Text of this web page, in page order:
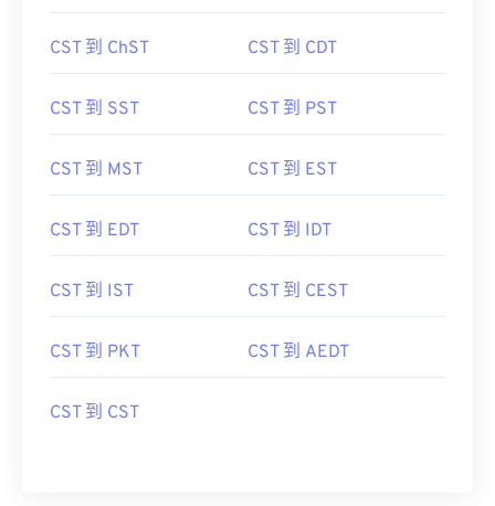
CST 到 ChST CST 到 CDT
CST 到 SST CST 到 PST
CST 到 MST CST 到 EST
CST 到 EDT CST 到 IDT
CST 到 IST CST 到 CEST
CST 到 PKT CST 到 AEDT
CST 到 CST